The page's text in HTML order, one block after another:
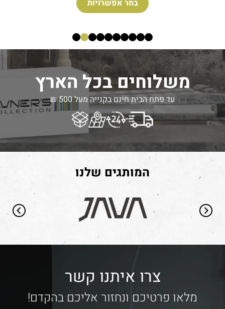
חסר במלאי
משלוחים בכל הארץ
עד פתח הבית חינם בקנייה מעל 500 ₪
המותגים שלנו
צרו איתנו קשר
מלאו פרטיכם ונחזור אליכם בהקדם!